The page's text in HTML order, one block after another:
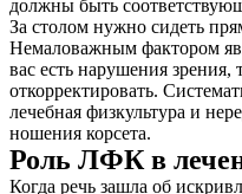
должны быть
За столом нужно сидеть
Немаловажным фактором
вас есть нарушения зрения,
откорректировать.
лечебная физкультура и
ношения корсета.
Роль ЛФК в
Когда речь зашла об